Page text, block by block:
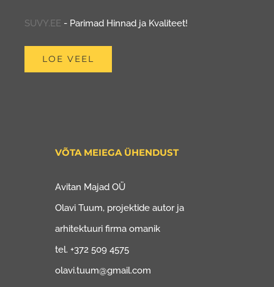
SUVY.EE - Parimad Hinnad ja Kvaliteet!
LOE VEEL
VÕTA MEIEGA ÜHENDUST
Avitan Majad OÜ
Olavi Tuum, projektide autor ja
arhitektuuri firma omanik
tel. +372 509 4575
olavi.tuum@gmail.com